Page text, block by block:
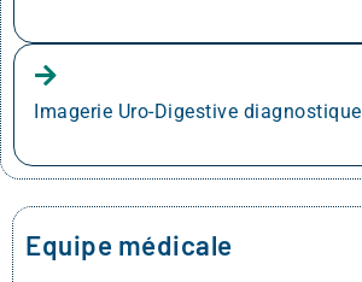
Imagerie Uro-Digestive diagnostique
Equipe médicale